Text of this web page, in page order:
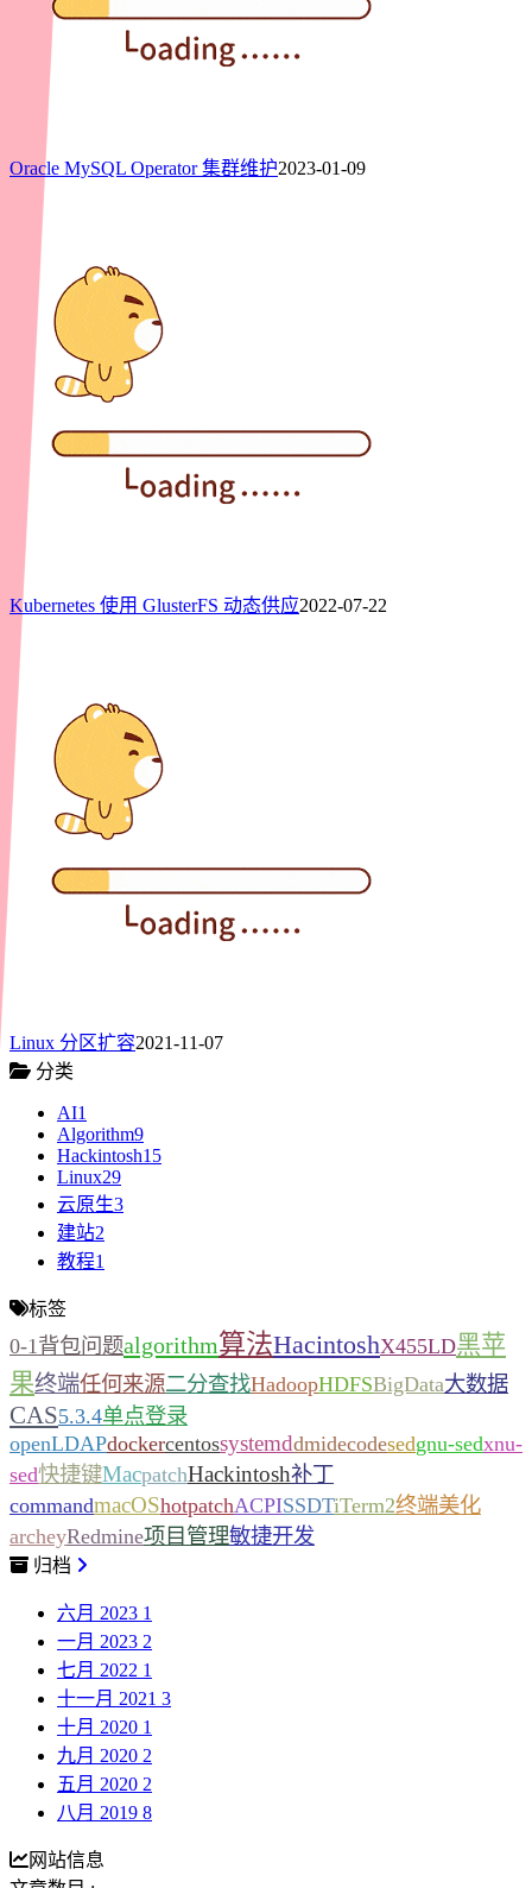
Oracle MySQL Operator 集群维护2023-01-09
Kubernetes 使用 GlusterFS 动态供应2022-07-22
Linux 分区扩容2021-11-07
分类
AI1
Algorithm9
Hackintosh15
Linux29
云原生3
建站2
教程1
标签
0-1背包问题algorithm算法HacintoshX455LD黑苹
果终端任何来源二分查找HadoopHDFSBigData大数据
CAS5.3.4单点登录
openLDAPdockercentossystemddmidecodesedgnu-sedxnu-
sed快捷键MacpatchHackintosh补丁
commandmacOShotpatchACPISSDTiTerm2终端美化
archeyRedmine项目管理敏捷开发
归档
六月 2023 1
一月 2023 2
七月 2022 1
十一月 2021 3
十月 2020 1
九月 2020 2
五月 2020 2
八月 2019 8
网站信息